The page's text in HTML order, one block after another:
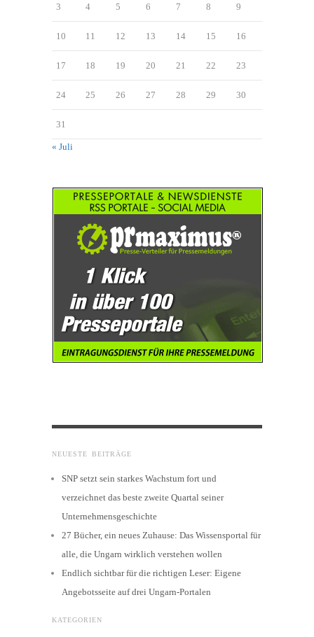
3 4 5 6 7 8 9
10 11 12 13 14 15 16
17 18 19 20 21 22 23
24 25 26 27 28 29 30
31
« Juli
NEUESTE BEITRÄGE
SNP setzt sein starkes Wachstum fort und
verzeichnet das beste zweite Quartal seiner
Unternehmensgeschichte
27 Bücher, ein neues Zuhause: Das Wissensportal für
alle, die Ungarn wirklich verstehen wollen
Endlich sichtbar für die richtigen Leser: Eigene
Angebotsseite auf drei Ungarn-Portalen
KATEGORIEN